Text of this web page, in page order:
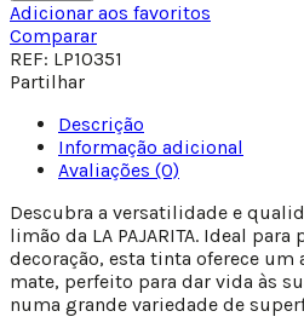
Adicionar aos favoritos
Comparar
REF: LP10351
Partilhar
Descrição
Informação adicional
Avaliações (0)
Descubra a versatilidade e
limão da LA PAJARITA. Ideal
decoração, esta tinta oferece um
mate, perfeito para dar vida às
numa grande variedade de